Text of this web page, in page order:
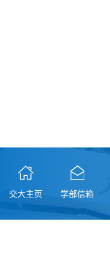
交大主页 学部信箱